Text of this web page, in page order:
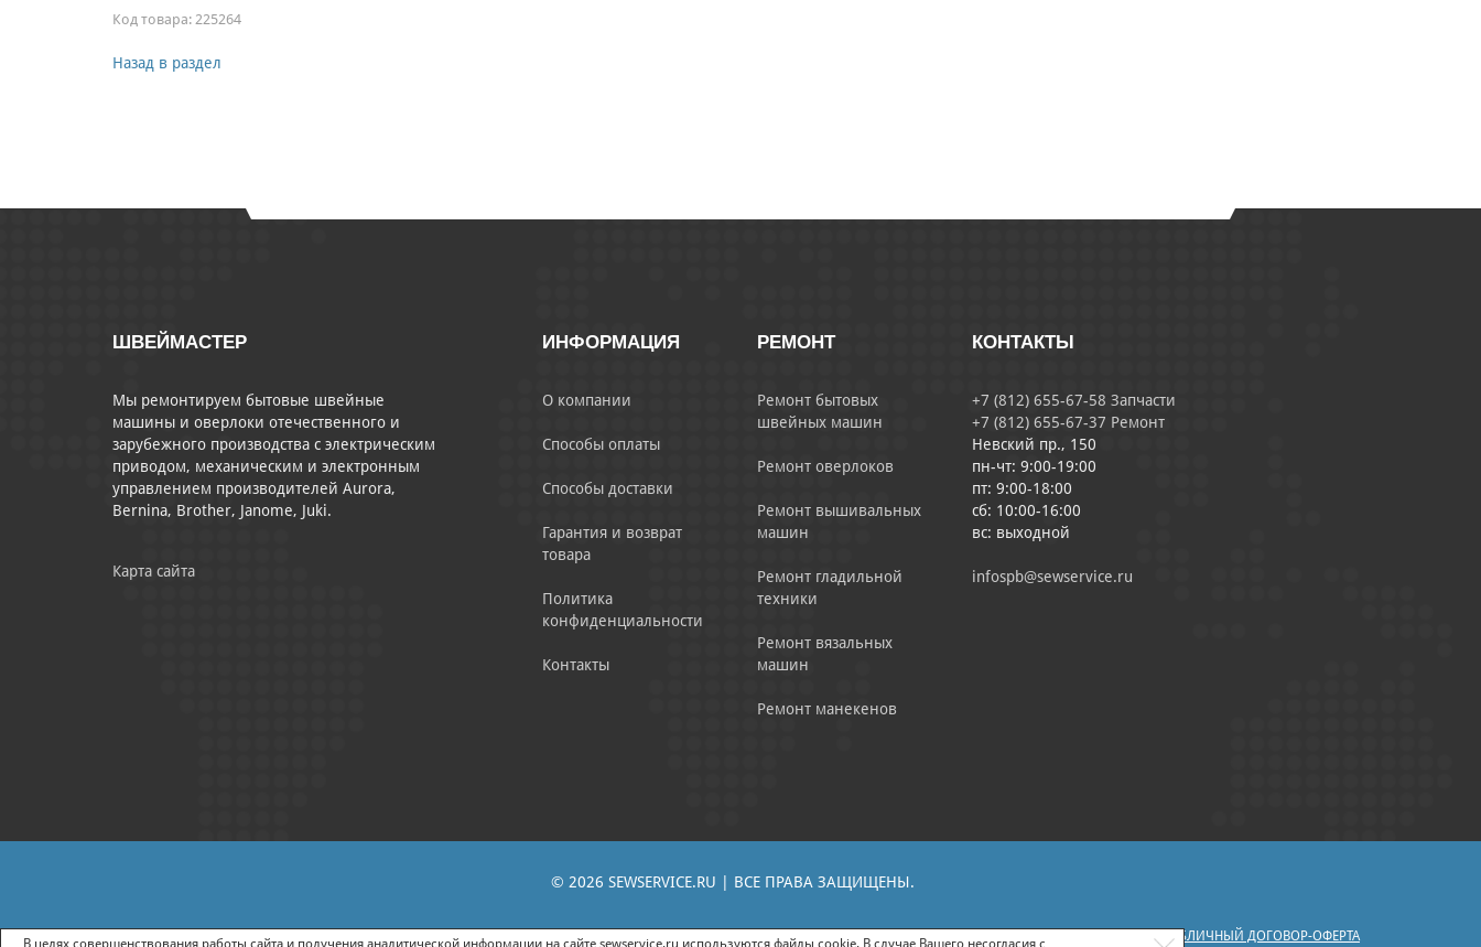
Код товара: 225264
Назад в раздел
ШВЕЙМАСТЕР
Мы ремонтируем бытовые швейные
машины и оверлоки отечественного и
зарубежного производства с электрическим
приводом, механическим и электронным
управлением производителей Aurora,
Bernina, Brother, Janome, Juki.
Карта сайта
ИНФОРМАЦИЯ
О компании
Способы оплаты
Способы доставки
Гарантия и возврат
товара
Политика
конфиденциальности
Контакты
РЕМОНТ
Ремонт бытовых
швейных машин
Ремонт оверлоков
Ремонт вышивальных
машин
Ремонт гладильной
техники
Ремонт вязальных
машин
Ремонт манекенов
КОНТАКТЫ
+7 (812) 655-67-58 Запчасти
+7 (812) 655-67-37 Ремонт
Невский пр., 150
пн-чт: 9:00-19:00
пт: 9:00-18:00
сб: 10:00-16:00
вс: выходной
infospb@sewservice.ru
© 2026 SEWSERVICE.RU | ВСЕ ПРАВА ЗАЩИЩЕНЫ.
ПОЛИТИКА КОНФИДЕНЦИАЛЬНОСТИ | СОГЛАСИЕ НА ПОЛУЧЕНИЕ РЕКЛАМНО-ИНФОРМАЦИОННЫХ МАТЕРИАЛОВ | СОГЛАСИЕ НА ОБРАБОТКУ ПЕРСОНАЛЬНЫХ ДАННЫХ | ПУБЛИЧНЫЙ ДОГОВОР-ОФЕРТА
В целях совершенствования работы сайта и получения аналитической информации на сайте sewservice.ru используются файлы cookie. В случае Вашего несогласия с